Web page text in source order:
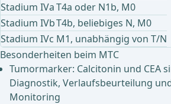
Stadium IVaT4a oder N1b, M0
Stadium IVbT4b, beliebiges N, M0
Stadium IVc M1, unabhängig von T/N
Besonderheiten beim MTC
Tumormarker: Calcitonin und CEA
Diagnostik, Verlaufsbeurteilung
Monitoring